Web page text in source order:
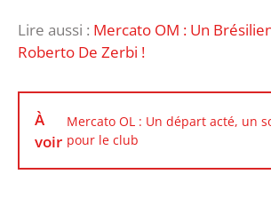
Lire aussi : Mercato OM : Un
Roberto De Zerbi !
À
voir
Mercato OL : Un départ acté, un
pour le club